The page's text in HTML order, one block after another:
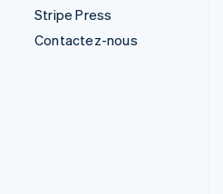
Stripe Press
Contactez-nous